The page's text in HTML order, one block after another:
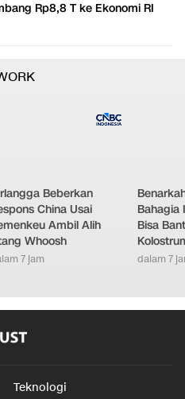
Rp8,8 T ke Ekonomi RI
Beberkan
China Usai
Ambil Alih
Whoosh
7 jam
Bahagia
Bisa
dalam 7
Teknologi